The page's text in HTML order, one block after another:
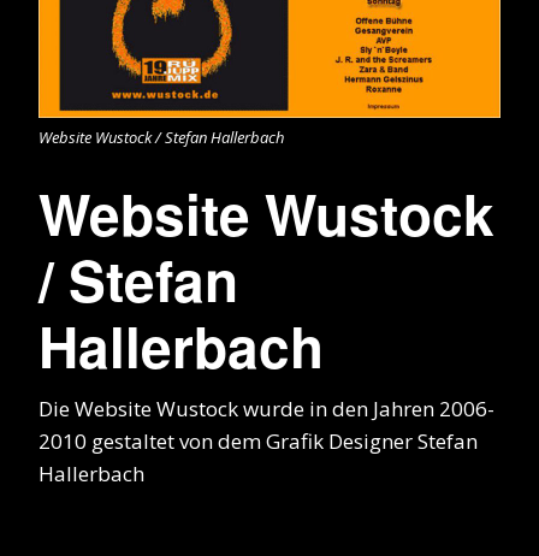
Website Wustock / Stefan Hallerbach
Website Wustock
/ Stefan
Hallerbach
Die Website Wustock wurde in den Jahren 2006-
2010 gestaltet von dem Grafik Designer Stefan
Hallerbach